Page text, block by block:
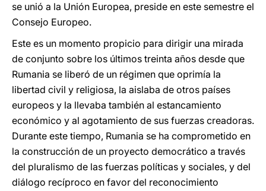
se unió a la Unión Europea, preside en este semestre el
Consejo Europeo.
Este es un momento propicio para dirigir una mirada
de conjunto sobre los últimos treinta años desde que
Rumania se liberó de un régimen que oprimía la
libertad civil y religiosa, la aislaba de otros países
europeos y la llevaba también al estancamiento
económico y al agotamiento de sus fuerzas creadoras.
Durante este tiempo, Rumania se ha comprometido en
la construcción de un proyecto democrático a través
del pluralismo de las fuerzas políticas y sociales, y del
diálogo recíproco en favor del reconocimiento